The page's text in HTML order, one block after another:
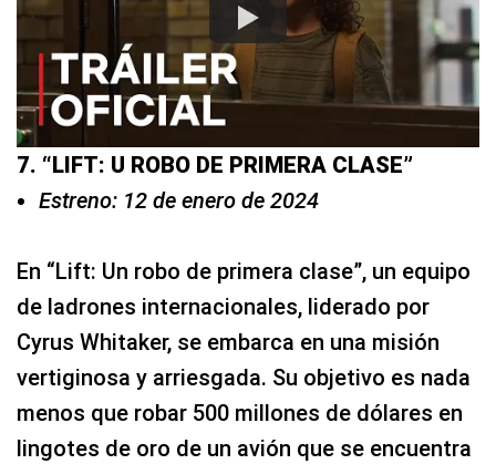
7. “LIFT: U ROBO DE PRIMERA CLASE”
Estreno: 12 de enero de 2024
En “Lift: Un robo de primera clase”, un equipo
de ladrones internacionales, liderado por
Cyrus Whitaker, se embarca en una misión
vertiginosa y arriesgada. Su objetivo es nada
menos que robar 500 millones de dólares en
lingotes de oro de un avión que se encuentra